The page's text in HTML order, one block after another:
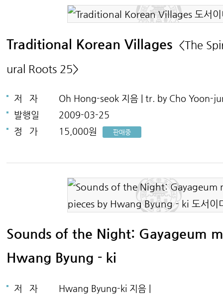
Traditional Korean Villages <The
ural Roots 25>
저 자
Oh Hong-seok 지음 | tr. by Cho Yoon-
발행일
2009-03-25
정
가 15,000원 판매중
Sounds of the Night: Gayageum
Hwang Byung－ki
저 자
Hwang Byung-ki 지음 |